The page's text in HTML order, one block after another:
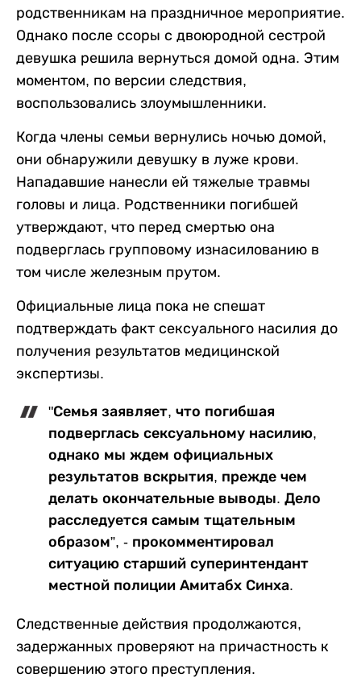
родственникам на праздничное мероприятие.
Однако после ссоры с двоюродной сестрой
девушка решила вернуться домой одна. Этим
моментом, по версии следствия,
воспользовались злоумышленники.
Когда члены семьи вернулись ночью домой,
они обнаружили девушку в луже крови.
Нападавшие нанесли ей тяжелые травмы
головы и лица. Родственники погибшей
утверждают, что перед смертью она
подверглась групповому изнасилованию в
том числе железным прутом.
Официальные лица пока не спешат
подтверждать факт сексуального насилия до
получения результатов медицинской
экспертизы.
"Семья заявляет, что погибшая
подверглась сексуальному насилию,
однако мы ждем официальных
результатов вскрытия, прежде чем
делать окончательные выводы. Дело
расследуется самым тщательным
образом”, - прокомментировал
ситуацию старший суперинтендант
местной полиции Амитабх Синха.
Следственные действия продолжаются,
задержанных проверяют на причастность к
совершению этого преступления.